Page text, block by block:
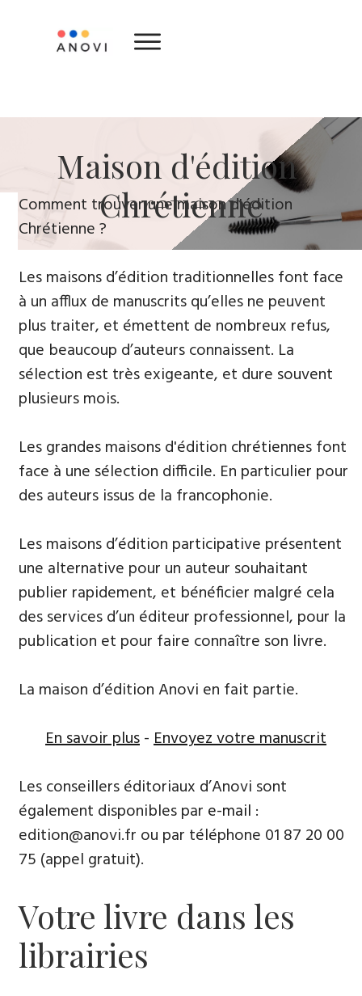
​Maison d'édition ​
Chrétienne
​Comment trouver une maison d'édition
Chrétienne ?
Les maisons d’édition traditionnelles font face
à un afflux de manuscrits qu’elles ne peuvent
plus traiter, et émettent de nombreux refus,
que beaucoup d’auteurs connaissent. La
sélection est très exigeante, et dure souvent
plusieurs mois.
​Les grandes maisons d'édition chrétiennes font
face à une sélection difficile. En particulier pour
des auteurs issus de la francophonie.
Les maisons d’édition participative présentent
une alternative pour un auteur souhaitant
publier rapidement, et bénéficier malgré cela
des services d’un éditeur professionnel, pour la
publication et pour faire connaître son livre.
La maison d’édition Anovi en fait partie.
En savoir plus-Envoyez votre manuscrit
Les conseillers éditoriaux d’Anovi sont
également disponibles par e-mail :
edition@anovi.fr ou par téléphone ​​0​1 87 20 00
75 (appel gratuit).
Votre livre dans les
librairies